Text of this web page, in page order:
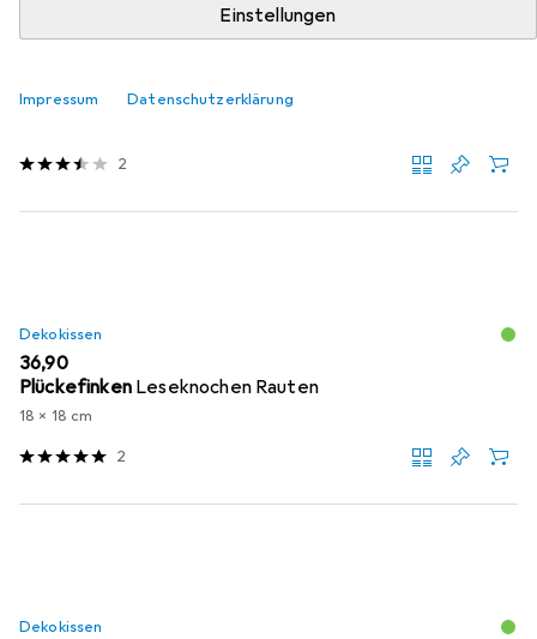
Einstellungen
Impressum Datenschutzerklärung
EUR
20,99
Traumhaft weicher Kissenbezug in Fell-Optik, Graues
2
Dekokissen
EUR
36,90
Plückefinken Leseknochen Rauten
18 x 18 cm
2
Dekokissen